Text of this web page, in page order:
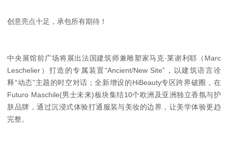
创意亮点十足，承包所有期待！
中央展馆前广场将展出法国建筑师兼雕塑家马克·莱谢利耶（Marc
Leschelier）打造的专属装置“Ancient/New Site”，以建筑语言诠
释“动态”主题的时空对话；全新增设的HiBeauty专区跨界破圈，在
Futuro Maschile(男士未来)板块集结10个欧洲及亚洲独立香氛与护
肤品牌，通过沉浸式体验打通服装与美妆的边界，让美学体验更趋
完整。